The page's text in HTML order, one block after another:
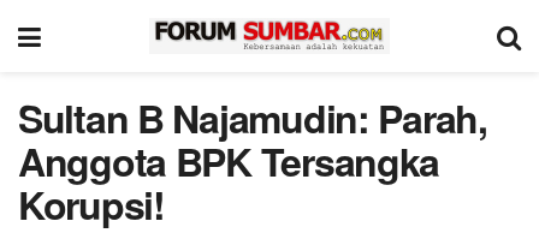
Sultan B Najamudin: Parah,
Anggota BPK Tersangka
Korupsi!